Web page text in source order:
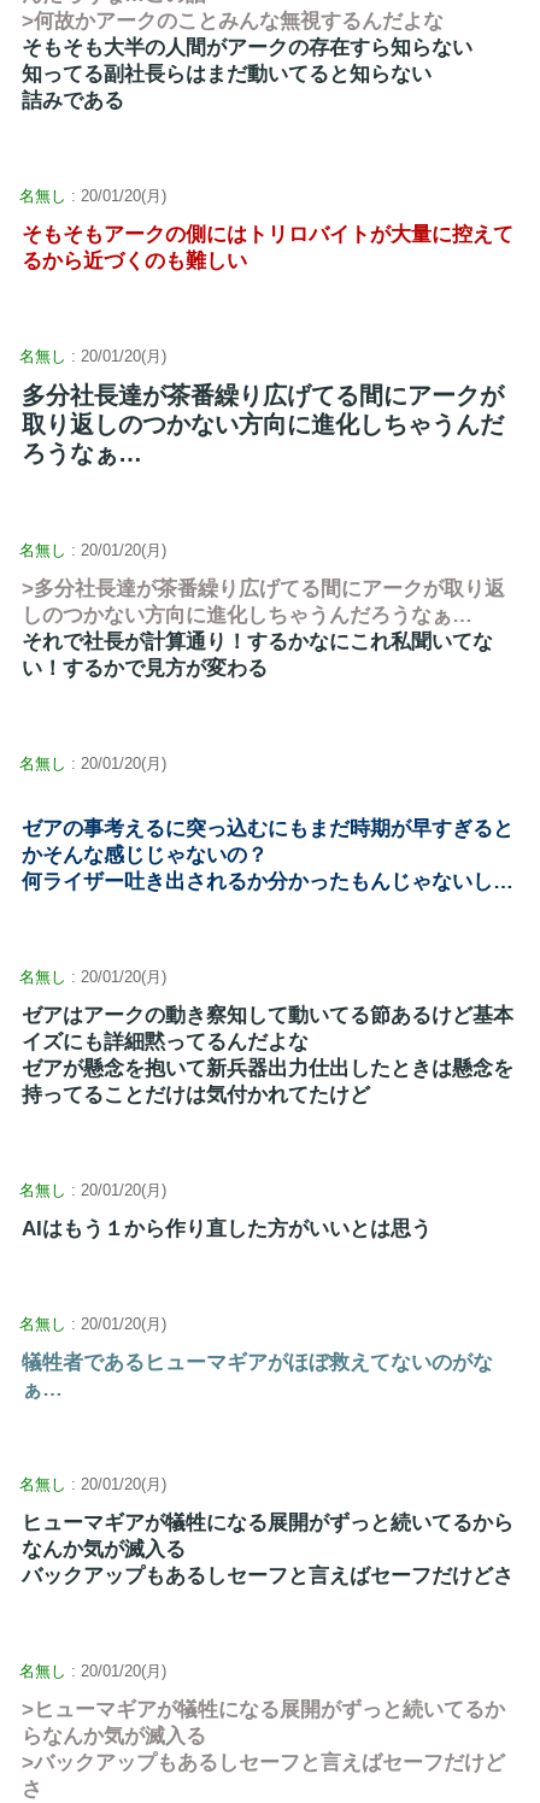
>何故かアークのことみんな無視するんだよな
そもそも大半の人間がアークの存在すら知らない
知ってる副社長らはまだ動いてると知らない
詰みである
名無し : 20/01/20(月)
そもそもアークの側にはトリロバイトが大量に控えて
るから近づくのも難しい
名無し : 20/01/20(月)
多分社長達が茶番繰り広げてる間にアークが
取り返しのつかない方向に進化しちゃうんだ
ろうなぁ…
名無し : 20/01/20(月)
>多分社長達が茶番繰り広げてる間にアークが取り返
しのつかない方向に進化しちゃうんだろうなぁ…
それで社長が計算通り！するかなにこれ私聞いてな
い！するかで見方が変わる
名無し : 20/01/20(月)
ゼアの事考えるに突っ込むにもまだ時期が早すぎると
かそんな感じじゃないの？
何ライザー吐き出されるか分かったもんじゃないし…
名無し : 20/01/20(月)
ゼアはアークの動き察知して動いてる節あるけど基本
イズにも詳細黙ってるんだよな
ゼアが懸念を抱いて新兵器出力仕出したときは懸念を
持ってることだけは気付かれてたけど
名無し : 20/01/20(月)
AIはもう１から作り直した方がいいとは思う
名無し : 20/01/20(月)
犠牲者であるヒューマギアがほぼ救えてないのがな
ぁ…
名無し : 20/01/20(月)
ヒューマギアが犠牲になる展開がずっと続いてるから
なんか気が滅入る
バックアップもあるしセーフと言えばセーフだけどさ
名無し : 20/01/20(月)
>ヒューマギアが犠牲になる展開がずっと続いてるか
らなんか気が滅入る
>バックアップもあるしセーフと言えばセーフだけど
さ